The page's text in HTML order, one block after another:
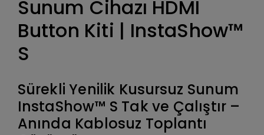
Sunum Cihazı HDMI
Button Kiti | InstaShow™
S
Sürekli Yenilik Kusursuz Sunum
InstaShow™ S Tak ve Çalıştır –
Anında Kablosuz Toplantı